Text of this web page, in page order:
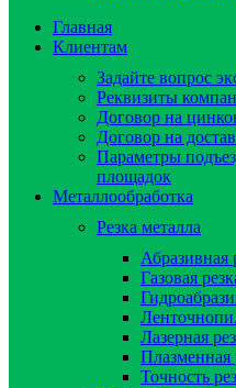
Главная
Клиентам
Задайте вопрос
Реквизиты
Договор на
Договор на
Параметры
площадок
Металлообработка
Резка металла
Абразивная
Газовая
Лазерная
Плазменная
Точность